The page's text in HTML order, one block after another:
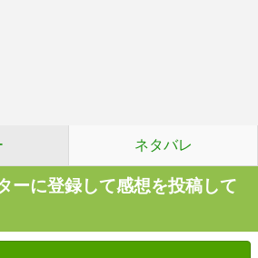
ネタバレ
ーに登録して感想を投稿して